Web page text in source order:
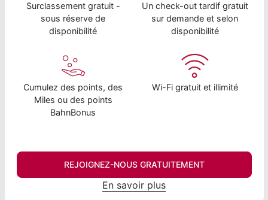
Surclassement gratuit -
sous réserve de
disponibilité
Un check-out tardif gratuit
sur demande et selon
disponibilité
Cumulez des points, des
Miles ou des points
BahnBonus
Wi-Fi gratuit et illimité
REJOIGNEZ-NOUS GRATUITEMENT
En savoir plus